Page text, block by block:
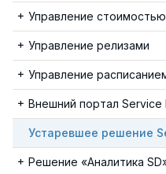
Управление стоимостью
Управление релизами
Управление
Внешний портал Service
Устаревшее решение
Решение «Аналитика